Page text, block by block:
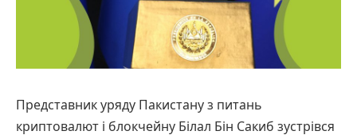
Представник уряду Пакистану з питань
криптовалют і блокчейну Білал Бін Сакиб зустрівся